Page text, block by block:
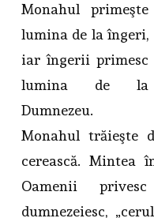
Monahul primeşte
lumina de la îngeri,
iar îngerii primesc
lumina de la
Dumnezeu.
Monahul trăieşte
cerească. Mintea
Oamenii
dumnezeiesc,